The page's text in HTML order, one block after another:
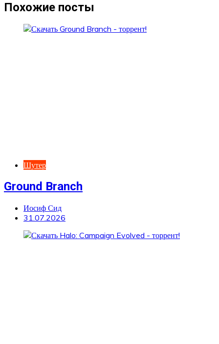
записям
Похожие посты
Шутер
Ground Branch
Иосиф Сид
31.07.2026